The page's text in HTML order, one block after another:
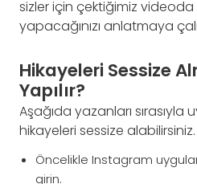
sizler için çektiğimiz videoda
yapacağınızı anlatmaya
Hikayeleri Sessize
Yapılır?
Aşağıda yazanları sırasıyla
hikayeleri sessize alabilirsiniz.
Öncelikle Instagram
girin.